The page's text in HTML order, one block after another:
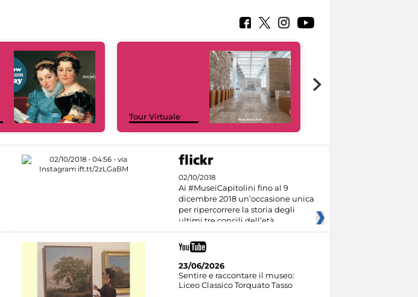
Tour Virtuale
02/10/2018
Ai #MuseiCapitolini fino al 9
dicembre 2018 un’occasione unica
per ripercorrere la storia degli
ultimi tre concili dell’età
23/06/2026
Sentire e raccontare il museo:
Liceo Classico Torquato Tasso